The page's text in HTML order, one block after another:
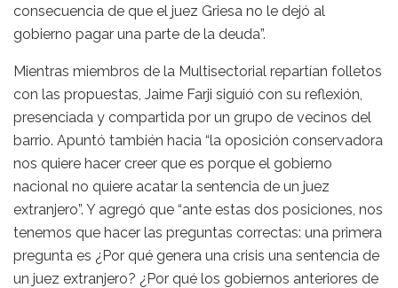
consecuencia de que el juez Griesa no le dejó al
gobierno pagar una parte de la deuda”.
Mientras miembros de la Multisectorial repartían folletos
con las propuestas, Jaime Farji siguió con su reflexión,
presenciada y compartida por un grupo de vecinos del
barrio. Apuntó también hacia “la oposición conservadora
nos quiere hacer creer que es porque el gobierno
nacional no quiere acatar la sentencia de un juez
extranjero”. Y agregó que “ante estas dos posiciones, nos
tenemos que hacer las preguntas correctas: una primera
pregunta es ¿Por qué genera una crisis una sentencia de
un juez extranjero? ¿Por qué los gobiernos anteriores de